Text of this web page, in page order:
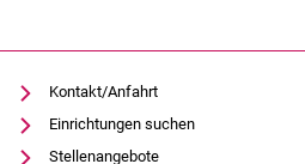
Kontakt/Anfahrt
Einrichtungen suchen
Stellenangebote